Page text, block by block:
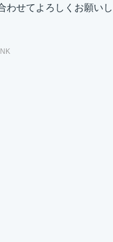
わせてよろしくお願いし